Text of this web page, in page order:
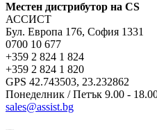
Местен дистрибутор на CS
АССИСТ
Бул. Европа 176, София 1331
0700 10 677
+359 2 824 1 824
+359 2 824 1 820
GPS 42.743503, 23.232862
Понеделник / Петък 9.00 -
sales@assist.bg